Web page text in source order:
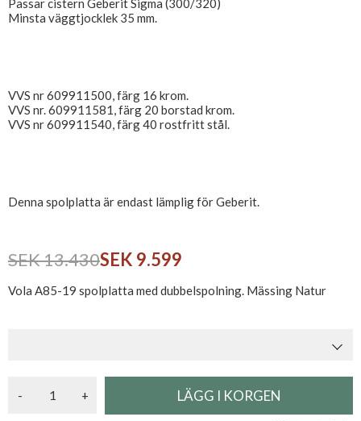
Passar cistern Geberit Sigma (300/320)
Minsta väggtjocklek 35 mm.
VVS nr 609911500, färg 16 krom.
VVS nr. 609911581, färg 20 borstad krom.
VVS nr 609911540, färg 40 rostfritt stål.
Denna spolplatta är endast lämplig för Geberit.
SEK 13.430SEK 9.599
Vola A85-19 spolplatta med dubbelspolning. Mässing Natur
- +